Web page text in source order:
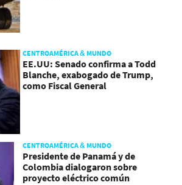
CENTROAMÉRICA & MUNDO
EE.UU: Senado confirma a Todd
Blanche, exabogado de Trump,
como Fiscal General
CENTROAMÉRICA & MUNDO
Presidente de Panamá y de
Colombia dialogaron sobre
proyecto eléctrico común